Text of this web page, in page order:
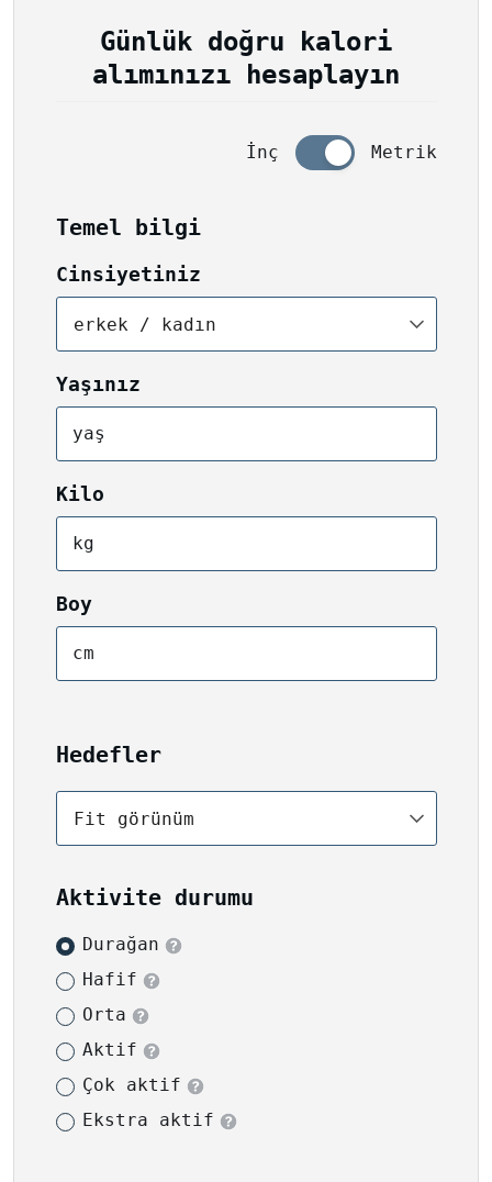
Günlük doğru kalori
alımınızı hesaplayın
İnç Metrik
Temel bilgi
Cinsiyetiniz
erkek / kadın
Yaşınız
yaş
Kilo
kg
Boy
cm
Hedefler
Fit görünüm
Aktivite durumu
Durağan
Hafif
Orta
Aktif
Çok aktif
Ekstra aktif